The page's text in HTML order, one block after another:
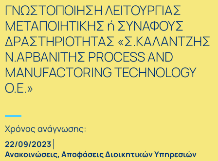
ΓΝΩΣΤΟΠΟΙΗΣΗ ΛΕΙΤΟΥΡΓΙΑΣ
ΜΕΤΑΠΟΙΗΤΙΚΗΣ ή ΣΥΝΑΦΟΥΣ
ΔΡΑΣΤΗΡΙΟΤΗΤΑΣ «Σ.ΚΑΛΑΝΤΖΗΣ
Ν.ΑΡΒΑΝΙΤΗΣ PROCESS AND
MANUFACTORING TECHNOLOGY
O.E.»
Χρόνος ανάγνωσης:
22/09/2023
Ανακοινώσεις, Αποφάσεις Διοικητικών Υπηρεσιών